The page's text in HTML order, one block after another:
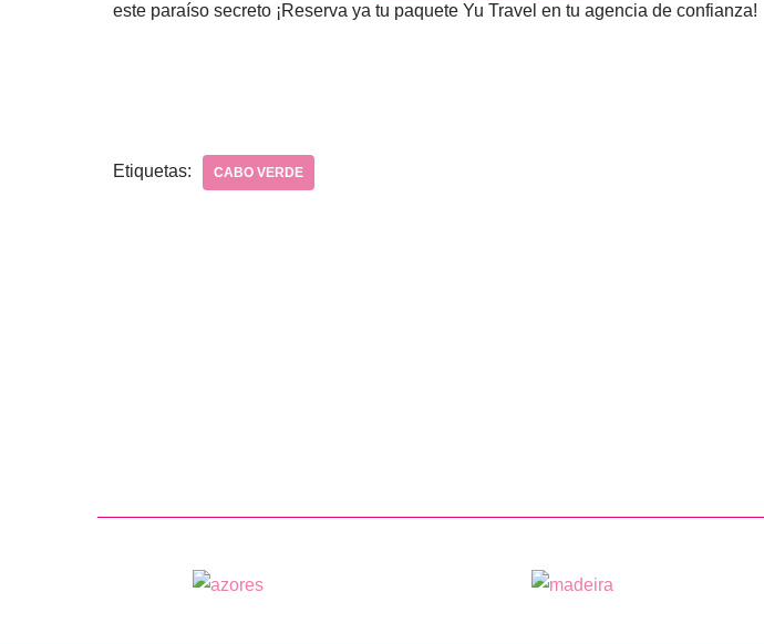
este paraíso secreto ¡Reserva ya tu paquete Yu Travel en tu agencia de confianza!
Etiquetas: CABO VERDE